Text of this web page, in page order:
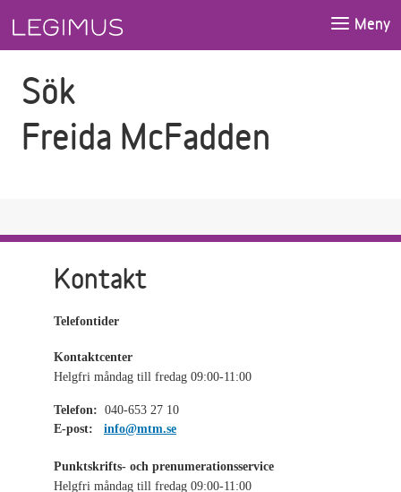
Meny
Sök
Freida McFadden
Kontakt
Telefontider
Kontaktcenter
Helgfri måndag till fredag 09:00-11:00
Telefon: 040-653 27 10
E-post:
info@mtm.se
Punktskrifts- och prenumerationsservice
Helgfri måndag till fredag 09:00-11:00